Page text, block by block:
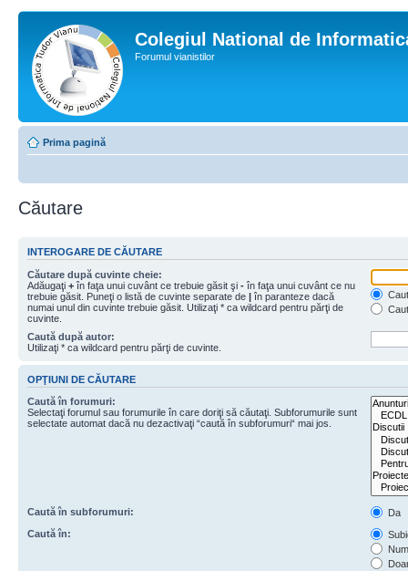
Colegiul National de
Forumul vianistilor
Prima pagină
Căutare
INTEROGARE DE CĂUTARE
Căutare după cuvinte cheie:
Adăugaţi + în faţa unui cuvânt ce trebuie găsit şi - în faţa unui cuvânt ce nu
trebuie găsit. Puneţi o listă de cuvinte separate de | în paranteze dacă
numai unul din cuvinte trebuie găsit. Utilizaţi * ca wildcard pentru părţi de
cuvinte.
Caută după autor:
Utilizaţi * ca wildcard pentru părţi de cuvinte.
OPŢIUNI DE CĂUTARE
Caută în forumuri:
Selectaţi forumul sau forumurile în care doriţi să căutaţi. Subforumurile sunt
selectate automat dacă nu dezactivaţi “caută în subforumuri“ mai jos.
Caută în subforumuri:
Da
Caută în: